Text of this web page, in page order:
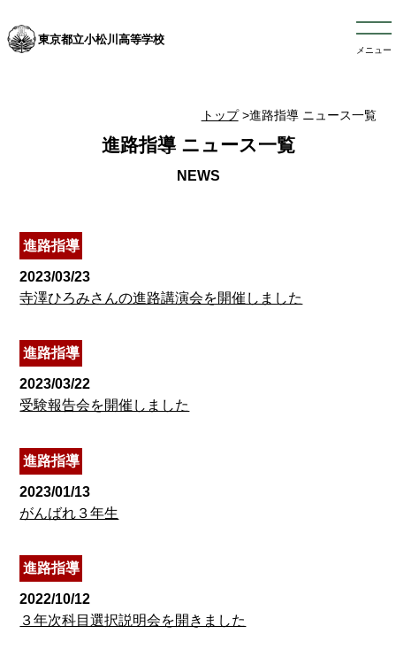
東京都立小松川高等学校
メニュー
トップ>進路指導 ニュース一覧
進路指導 ニュース一覧
進路指導
2023/03/23
寺澤ひろみさんの進路講演会を開催しました
進路指導
2023/03/22
受験報告会を開催しました
進路指導
2023/01/13
がんばれ３年生
進路指導
2022/10/12
３年次科目選択説明会を開きました